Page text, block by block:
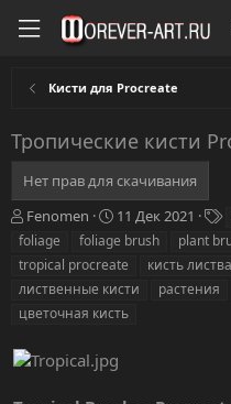
Кисти для Procreate
Тропические кисти
Нет прав для скачивания
А
в
о
р
Fenomen
Д
а
а
с
о
д
а
11 Дек 2021
е
и
foliage
foliage brush plant
tropical procreate
кисть листва
лиственные кисти
растения
цветочная кисть